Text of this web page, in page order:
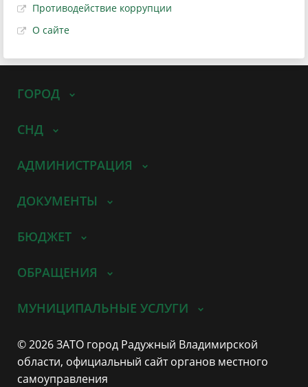
Противодействие коррупции
О сайте
ГОРОД
СНД
АДМИНИСТРАЦИЯ
ДОКУМЕНТЫ
БЮДЖЕТ
ОБРАЩЕНИЯ
МУНИЦИПАЛЬНЫЕ УСЛУГИ
© 2026 ЗАТО город Радужный Владимирской
области, официальный сайт органов местного
самоуправления